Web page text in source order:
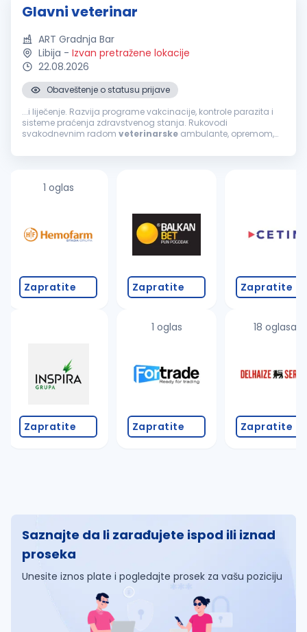
Glavni veterinar
ART Gradnja Bar
Libija - Izvan pretražene lokacije
22.08.2026
Obaveštenje o statusu prijave
...i liječenje. Razvija programe vakcinacije, kontrole parazita i
sisteme praćenja zdravstvenog stanja. Rukovodi
svakodnevnim radom veterinarske ambulante, opremom,
dobrobit životinja, sarađuje na unapređenju...
1 oglas
Zapratite
Zapratite
Zapratite
1 oglas
Zapratite
Zapratite
18 oglasa
Zapratite
Saznajte da li zarađujete ispod ili iznad
proseka
Unesite iznos plate i pogledajte prosek za vašu poziciju